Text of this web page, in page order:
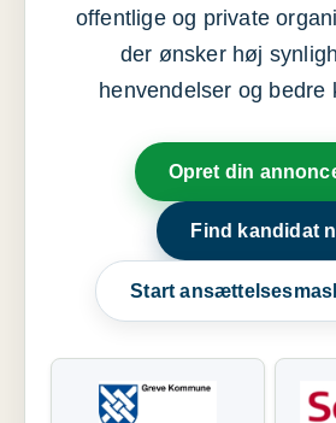
offentlige og private
der ønsker høj
henvendelser og bedre
Opret din
Find kandidat
Start